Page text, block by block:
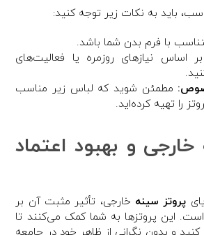
باید به نکات زیر توجه کنید:
با فرم بدن شما باشد.
بر اساس نیازهای روزمره یا فعالیت‌های
مطمئن شوید که لباس زیر مناسب
را تهیه کرده‌اید.
و بهبود اعتماد
پروتز سینه خارجی، تأثیر مثبت آن بر
این پروتزها به شما کمک می‌کنند تا